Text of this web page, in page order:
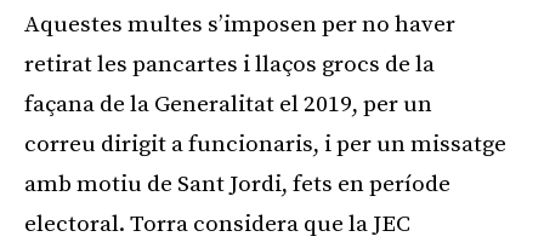
Aquestes multes s’imposen per no haver
retirat les pancartes i llaços grocs de la
façana de la Generalitat el 2019, per un
correu dirigit a funcionaris, i per un missatge
amb motiu de Sant Jordi, fets en període
electoral. Torra considera que la JEC